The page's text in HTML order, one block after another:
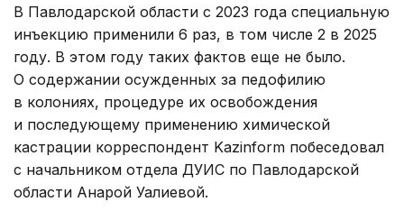
В Павлодарской области с 2023 года специальную
инъекцию применили 6 раз, в том числе 2 в 2025
году. В этом году таких фактов еще не было.
О содержании осужденных за педофилию
в колониях, процедуре их освобождения
и последующему применению химической
кастрации корреспондент Kazinform побеседовал
с начальником отдела ДУИС по Павлодарской
области Анарой Уалиевой.